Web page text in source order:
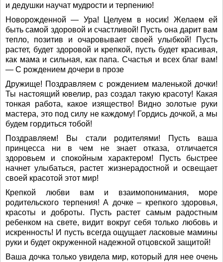
и дедушки научат мудрости и терпению!
Новорожденной — Ура! Целуем в носик! Желаем ей
быть самой здоровой и счастливой! Пусть она дарит вам
тепло, позитив и очаровывает своей улыбкой! Пусть
растет, будет здоровой и крепкой, пусть будет красивая,
как мама и сильная, как папа. Счастья и всех благ вам!
— С рождением дочери в прозе
Дружище! Поздравляем с рождением маленькой дочки!
Ты настоящий ювелир, раз создал такую красоту! Какая
тонкая работа, какое изящество! Видно золотые руки
мастера, это под силу не каждому! Гордись дочкой, а мы
будем гордиться тобой!
Поздравляем! Вы стали родителями! Пусть ваша
принцесса ни в чем не знает отказа, отличается
здоровьем и спокойным характером! Пусть быстрее
начнет улыбаться, растет жизнерадостной и освещает
своей красотой этот мир!
Крепкой любви вам и взаимопонимания, море
родительского терпения! А дочке – крепкого здоровья,
красоты и доброты. Пусть растет самым радостным
ребенком на свете, видит вокруг себя только любовь и
искренность! И пусть всегда ощущает ласковые мамины
руки и будет окруженной надежной отцовской защитой!
Ваша дочка только увидела мир, который для нее очень